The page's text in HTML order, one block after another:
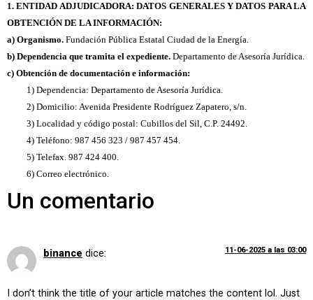
1. ENTIDAD ADJUDICADORA: DATOS GENERALES Y DATOS PARA LA
OBTENCIÓN DE LA INFORMACIÓN:
a) Organismo. Fundación Pública Estatal Ciudad de la Energía.
b) Dependencia que tramita el expediente. Departamento de Asesoría Jurídica.
c) Obtención de documentación e información:
1) Dependencia: Departamento de Asesoría Jurídica.
2) Domicilio: Avenida Presidente Rodríguez Zapatero, s/n.
3) Localidad y código postal: Cubillos del Sil, C.P. 24492.
4) Teléfono: 987 456 323 / 987 457 454.
5) Telefax. 987 424 400.
6) Correo electrónico.
Un comentario
binance dice: 11-06-2025 a las 03:00
I don’t think the title of your article matches the content lol. Just